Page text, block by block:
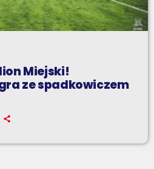
Miejski!
ze spadkowiczem